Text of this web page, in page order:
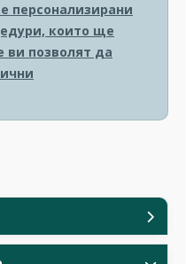
персонализирани
които ще
ви позволят да